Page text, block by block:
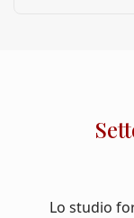
Lo studio